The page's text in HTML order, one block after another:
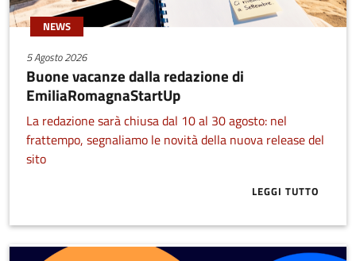
NEWS
5 Agosto 2026
Buone vacanze dalla redazione di
EmiliaRomagnaStartUp
La redazione sarà chiusa dal 10 al 30 agosto: nel
frattempo, segnaliamo le novità della nuova release del
sito
LEGGI TUTTO
ABOUT